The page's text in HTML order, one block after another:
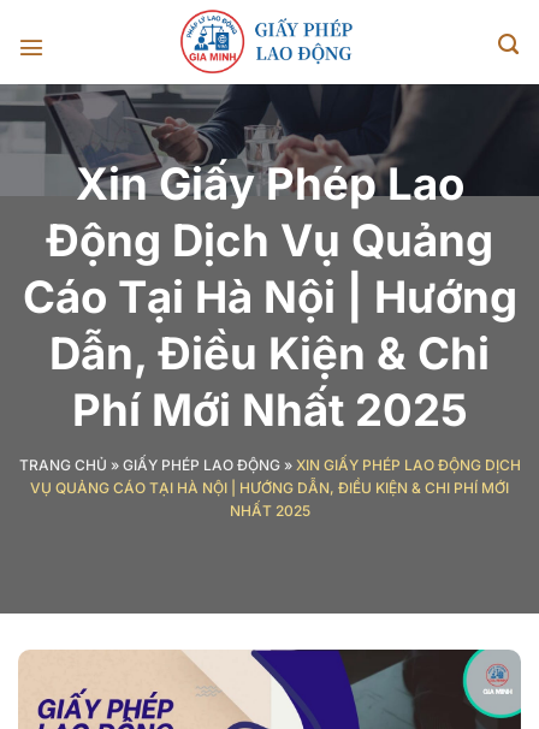
đến
nội
dung
Xin Giấy Phép Lao
Động Dịch Vụ Quảng
Cáo Tại Hà Nội | Hướng
Dẫn, Điều Kiện & Chi
Phí Mới Nhất 2025
TRANG CHỦ » GIẤY PHÉP LAO ĐỘNG» XIN GIẤY PHÉP LAO ĐỘNG DỊCH
VỤ QUẢNG CÁO TẠI HÀ NỘI | HƯỚNG DẪN, ĐIỀU KIỆN & CHI PHÍ MỚI
NHẤT 2025